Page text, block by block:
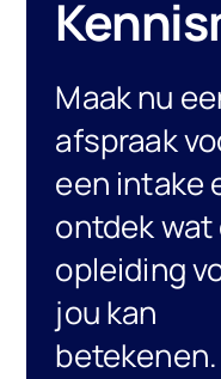
Maak nu
afspraak
een intake
ontdek wat
opleiding
jou kan
betekenen.